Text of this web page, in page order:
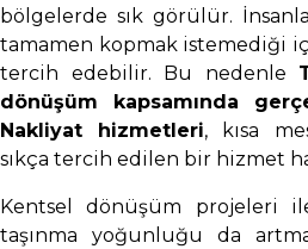
bölgelerde sık görülür.
tamamen kopmak istemediği
tercih edebilir. Bu nedenle
dönüşüm kapsamında
Nakliyat hizmetleri, kısa
sıkça tercih edilen bir hizmet
Kentsel dönüşüm projeleri
taşınma yoğunluğu da